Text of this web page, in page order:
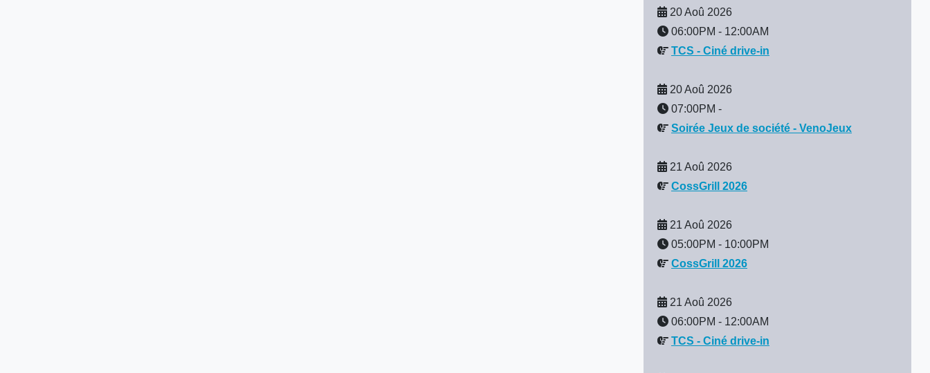
20 Aoû 2026
06:00PM - 12:00AM
TCS - Ciné drive-in
20 Aoû 2026
07:00PM -
Soirée Jeux de société - VenoJeux
21 Aoû 2026
CossGrill 2026
21 Aoû 2026
05:00PM - 10:00PM
CossGrill 2026
21 Aoû 2026
06:00PM - 12:00AM
TCS - Ciné drive-in